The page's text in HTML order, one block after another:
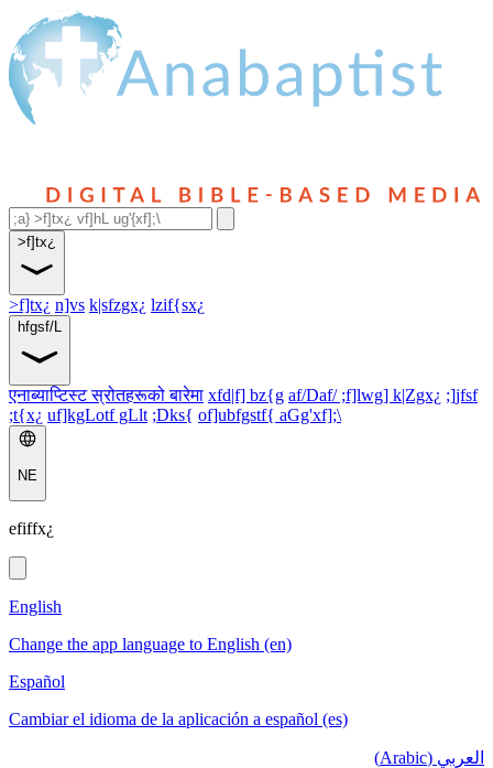
>f]tx¿
>f]tx¿ n]vs k|sfzgx¿ lzif{sx¿
hfgsf/L
एनाब्याप्टिस्ट स्रोतहरूको बारेमा xfd|f] bz{g af/Daf/ ;f]lwg] k|Zgx¿ ;]jfsf
;t{x¿ uf]kgLotf gLlt ;Dks{ of]ubfgstf{ aGg'xf];\
NE
efiffx¿
English
Change the app language to English (en)
Español
Cambiar el idioma de la aplicación a español (es)
العربي (Arabic)